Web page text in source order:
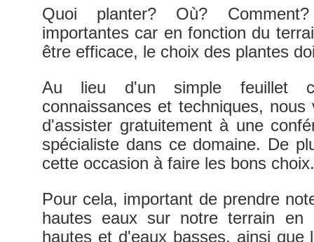
Quoi planter? Où?
importantes car en fonction du
être efficace, le choix des plantes
Au lieu d'un simple feuillet
connaissances et techniques,
d'assister gratuitement à une
spécialiste dans ce domaine. De
cette occasion à faire les bons
Pour cela, important de prendre
hautes eaux sur notre terrain en
hautes et d'eaux basses, ainsi que